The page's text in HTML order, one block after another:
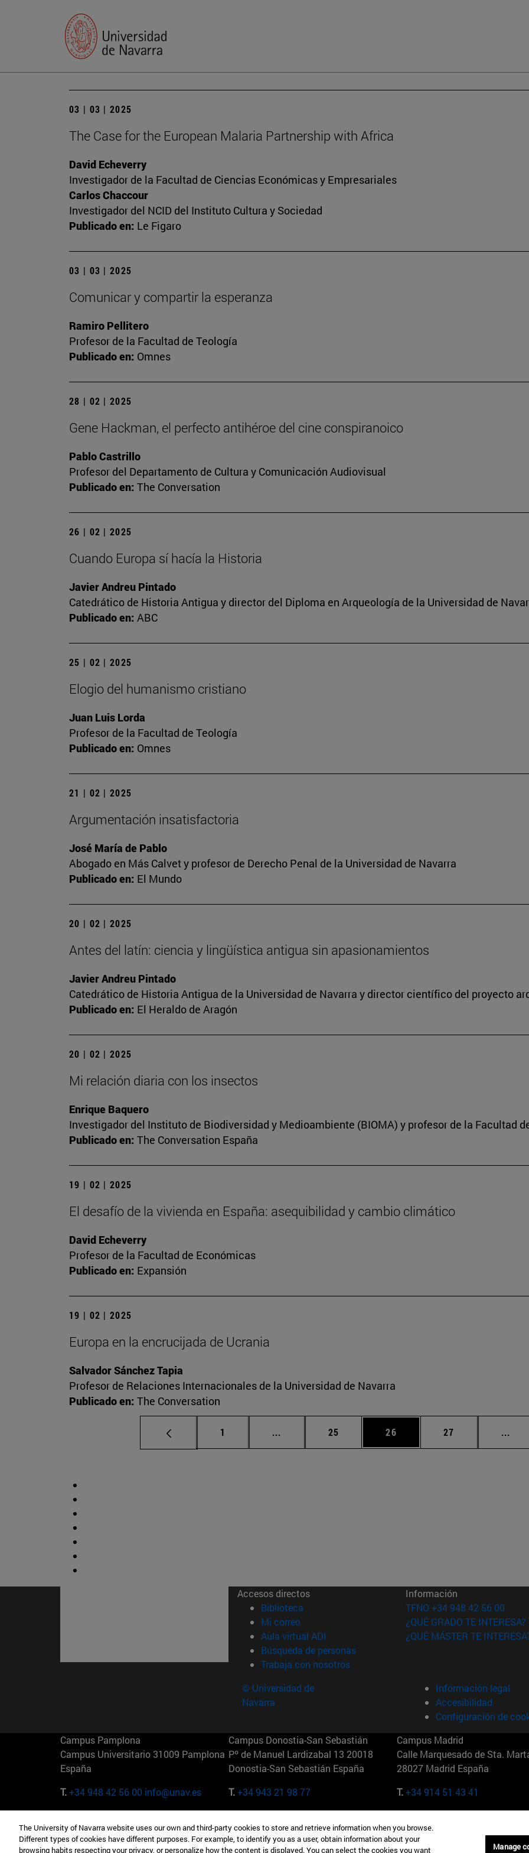
03 | 03 | 2025
The Case for the European Malaria Partnership with Africa
David Echeverry
Investigador de la Facultad de Ciencias Económicas y Empresariales
Carlos Chaccour
Investigador del NCID del Instituto Cultura y Sociedad
Publicado en: Le Figaro
03 | 03 | 2025
Comunicar y compartir la esperanza
Ramiro Pellitero
Profesor de la Facultad de Teología
Publicado en: Omnes
28 | 02 | 2025
Gene Hackman, el perfecto antihéroe del cine conspiranoico
Pablo Castrillo
Profesor del Departamento de Cultura y Comunicación Audiovisual
Publicado en: The Conversation
26 | 02 | 2025
Cuando Europa sí hacía la Historia
Javier Andreu Pintado
Catedrático de Historia Antigua y director del Diploma en Arqueología de la Universidad de
Publicado en: ABC
25 | 02 | 2025
Elogio del humanismo cristiano
Juan Luis Lorda
Profesor de la Facultad de Teología
Publicado en: Omnes
21 | 02 | 2025
Argumentación insatisfactoria
José María de Pablo
Abogado en Más Calvet y profesor de Derecho Penal de la Universidad de Navarra
Publicado en: El Mundo
20 | 02 | 2025
Antes del latín: ciencia y lingüística antigua sin apasionamientos
Javier Andreu Pintado
Catedrático de Historia Antigua de la Universidad de Navarra y director científico del proyecto
Publicado en: El Heraldo de Aragón
20 | 02 | 2025
Mi relación diaria con los insectos
Enrique Baquero
Investigador del Instituto de Biodiversidad y Medioambiente (BIOMA) y profesor de la Facultad
Publicado en: The Conversation España
19 | 02 | 2025
El desafío de la vivienda en España: asequibilidad y cambio climático
David Echeverry
Profesor de la Facultad de Económicas
Publicado en: Expansión
19 | 02 | 2025
Europa en la encrucijada de Ucrania
Salvador Sánchez Tapia
Profesor de Relaciones Internacionales de la Universidad de Navarra
Publicado en: The Conversation
Página
1 ... Páginas intermedias Use TAB para desplazarse.
Página
25 Página
26 Página
27 ...
Accesos directos
Biblioteca (abre en nueva ventana)
Mi correo(abre en nueva ventana)
Aula virtual ADI (abre en nueva ventana)
Búsqueda de personas(abre en nueva ventana)
Trabaja con nosotros(abre en nueva ventana)
Información
TFNO +34 948 42 56 00
¿QUÉ GRADO TE INTERESA?
¿QUÉ MÁSTER TE
© Universidad de
Navarra
Información legal
Accesibilidad
Configuración de
Campus Pamplona
Campus Universitario 31009 Pamplona
España
T.+34 948 42 56 00 info@unav.es
Campus Donostia-San Sebastián
Pº de Manuel Lardizabal 13 20018
Donostia-San Sebastián España
T.+34 943 21 98 77
Campus Madrid
Calle Marquesado de Sta.
28027 Madrid España
T.+34 914 51 43 41
Camino del Cerro Águila 3 28023
Madrid España
165 W 57th St 10019-2201 Nueva York
EE.UU
Maria-Theresia-Straße 15
Múnich Alemania
The University of Navarra website uses our own and third-party cookies to store and retrieve information when you browse.
Different types of cookies have different purposes. For example, to identify you as a user, obtain information about your
browsing habits respecting your privacy, or personalize how the content is displayed. You can select the cookies you want
Manage